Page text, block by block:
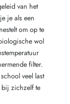
van het
je als een
om op te
wol
filter.
veel last
bij zichzelf te